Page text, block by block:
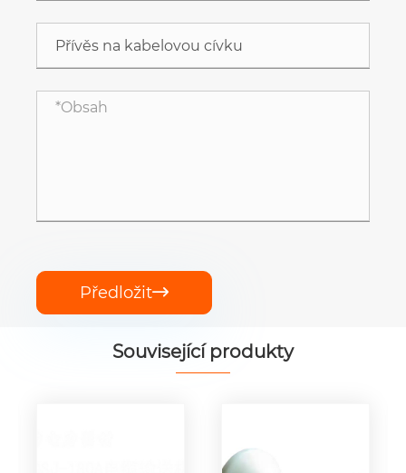
Předložit
Související produkty